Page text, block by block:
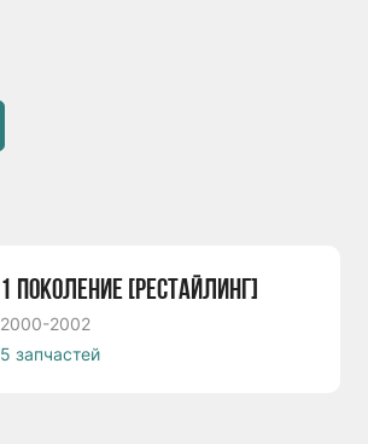
1 ПОКОЛЕНИЕ [РЕСТАЙЛИНГ]
2000-2002
5 запчастей